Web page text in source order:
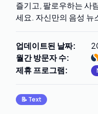
즐기고, 팔로우하는 사
세요. 자신만의 음성 뉴
업데이트된 날짜:
월간 방문자 수:
제휴 프로그램:
📝 Text